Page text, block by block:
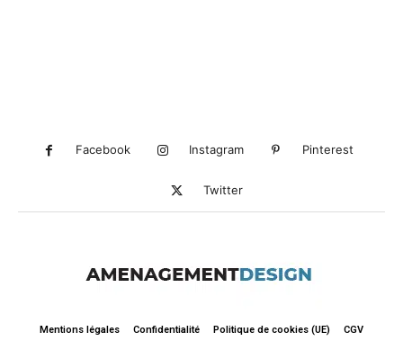
Facebook Instagram Pinterest
Twitter
Mentions légales Confidentialité Politique de cookies (UE) CGV